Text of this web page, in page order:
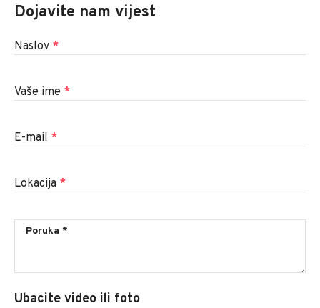
Dojavite nam vijest
Naslov *
Vaše ime *
E-mail *
Lokacija *
Ubacite video ili foto